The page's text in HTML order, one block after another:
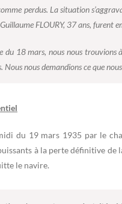
perdus. La situation
FLOURY, 37 ans, furent
du 18 mars, nous nous trouvions
Nous nous demandions ce que
du 19 mars 1935 par le
à la perte définitive de
le navire.